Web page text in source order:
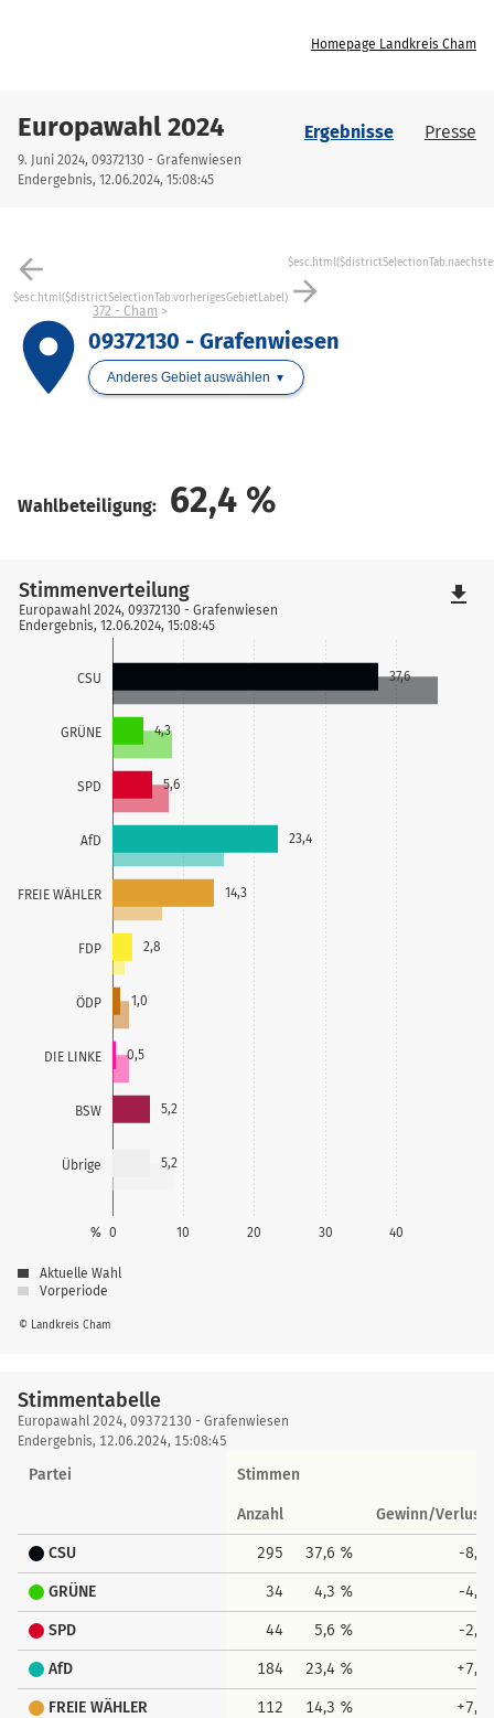
Homepage Landkreis Cham
Europawahl 2024
9. Juni 2024, 09372130 - Grafenwiesen
Endergebnis, 12.06.2024, 15:08:45
Ergebnisse Presse
arrow_back
$esc.html($districtSelectionTab.vorherigesGebietLabel) arrow_forward
place
372 - Cham
09372130 - Grafenwiesen
Anderes Gebiet auswählen
Wahlbeteiligung: 62,4 %
CSU
GRÜNE
SPD
AfD
FREIE WÄHLER
FDP
ÖDP
DIE LINKE
BSW
Übrige
0 10 20 30 40
%
37,6
4,3
5,6
23,4
14,3
2,8
1,0
0,5
5,2
5,2
© Landkreis Cham
Stimmenverteilung
Europawahl 2024, 09372130 - Grafenwiesen
Endergebnis, 12.06.2024, 15:08:45
Aktuelle Wahl
Vorperiode
file_download
Stimmentabelle
Stimmentabelle
Europawahl 2024, 09372130 - Grafenwiesen
Endergebnis, 12.06.2024, 15:08:45
Partei Stimmen
Anzahl Gewinn/Verlust
CSU 295 37,6 % -8,4
GRÜNE 34 4,3 % -4,0
SPD 44 5,6 % -2,3
AfD 184 23,4 % +7,8
FREIE WÄHLER 112 14,3 % +7,3